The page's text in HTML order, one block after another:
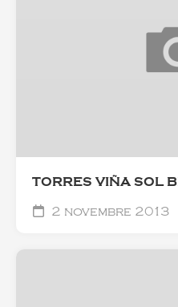
TORRES VIÑA SOL
2 novembre 2013